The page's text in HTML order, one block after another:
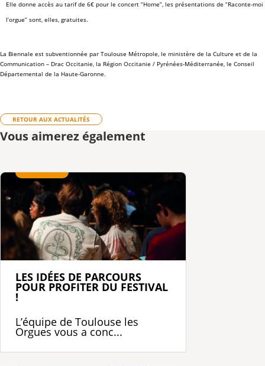
Elle donne accès au tarif de 6€ pour le concert “Home”, les présentations de “Raconte-moi
l’orgue” sont, elles, gratuites.
La Biennale est subventionnée par Toulouse Métropole, le ministère de la Culture et de la
Communication – Drac Occitanie, la Région Occitanie / Pyrénées-Méditerranée, le Conseil
Départemental de la Haute-Garonne.
RETOUR AUX ACTUALITÉS
Vous aimerez également
LES IDÉES DE PARCOURS
POUR PROFITER DU FESTIVAL
!
L’équipe de Toulouse les
Orgues vous a conc...